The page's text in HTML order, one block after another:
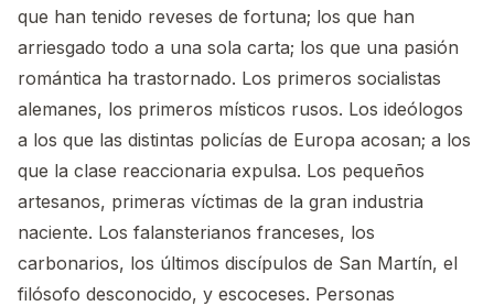
que han tenido reveses de fortuna; los que han
arriesgado todo a una sola carta; los que una pasión
romántica ha trastornado. Los primeros socialistas
alemanes, los primeros místicos rusos. Los ideólogos
a los que las distintas policías de Europa acosan; a los
que la clase reaccionaria expulsa. Los pequeños
artesanos, primeras víctimas de la gran industria
naciente. Los falansterianos franceses, los
carbonarios, los últimos discípulos de San Martín, el
filósofo desconocido, y escoceses. Personas